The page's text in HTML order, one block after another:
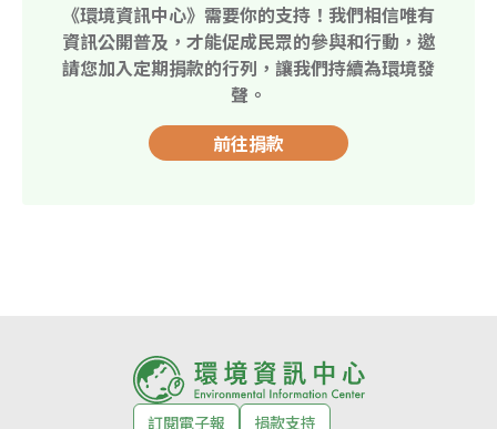
《環境資訊中心》需要你的支持！我們相信唯有
資訊公開普及，才能促成民眾的參與和行動，邀
請您加入定期捐款的行列，讓我們持續為環境發
聲。
前往捐款
訂閱電子報 捐款支持